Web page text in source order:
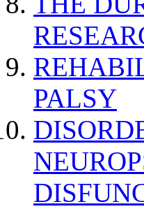
PALSY